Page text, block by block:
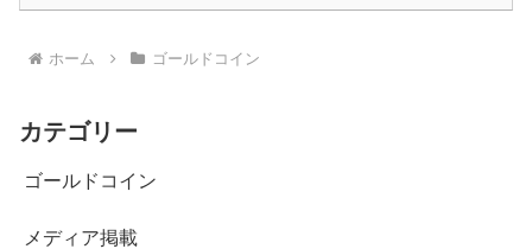
ホーム ゴールドコイン
カテゴリー
ゴールドコイン
メディア掲載